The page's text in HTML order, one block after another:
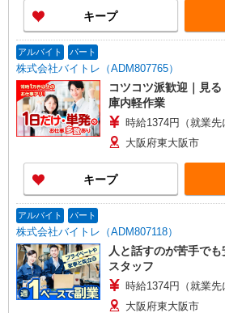
キープ
アルバイト パート
株式会社バイトレ（ADM807765）
コツコツ派歓迎｜見
庫内軽作業
時給1374円（就業先
大阪府東大阪市
キープ
アルバイト パート
株式会社バイトレ（ADM807118）
人と話すのが苦手で
スタッフ
時給1374円（就業先
大阪府東大阪市